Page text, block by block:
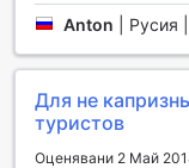
удобство,
почистване
чисто и
идеалното място
удобство в
Anton Русия
Для не
туристов
Оценявани 2 Май